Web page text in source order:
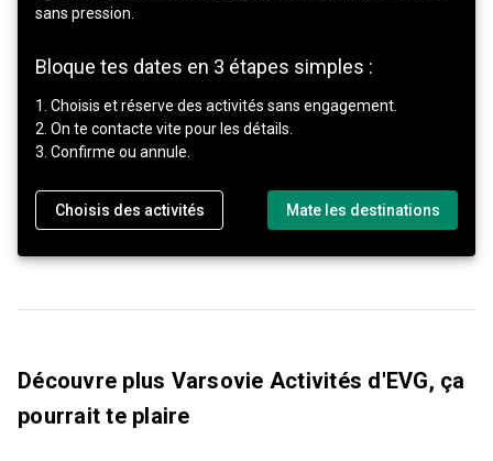
sans pression.
Bloque tes dates en 3 étapes simples :
1. Choisis et réserve des activités sans engagement.
2. On te contacte vite pour les détails.
3. Confirme ou annule.
Choisis des activités Mate les destinations
Découvre plus Varsovie Activités d'EVG, ça
pourrait te plaire